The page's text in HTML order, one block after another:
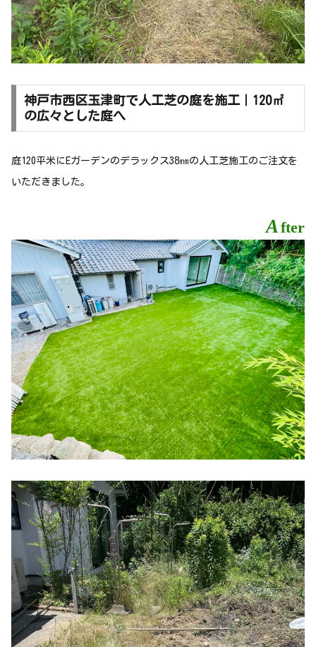
神戸市西区玉津町で人工芝の庭を施工｜120㎡
の広々とした庭へ
庭120平米にEガーデンのデラックス38㎜の人工芝施工のご注文を
いただきました。
After